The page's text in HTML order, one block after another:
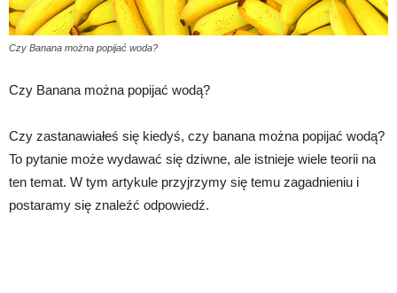
Czy Banana można popijać woda?
Czy Banana można popijać wodą?
Czy zastanawiałeś się kiedyś, czy banana można popijać wodą?
To pytanie może wydawać się dziwne, ale istnieje wiele teorii na
ten temat. W tym artykule przyjrzymy się temu zagadnieniu i
postaramy się znaleźć odpowiedź.